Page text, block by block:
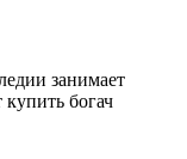
занимает
богач